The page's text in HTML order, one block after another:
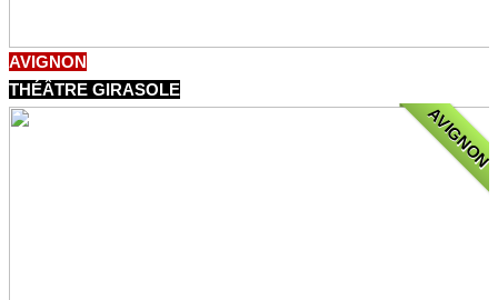
AVIGNON
THÉÂTRE GIRASOLE
AVIGNON